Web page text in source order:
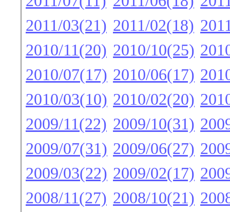
2011/03(21) 2011/02(18)
2010/11(20) 2010/10(25)
2010/07(17) 2010/06(17)
2010/03(10) 2010/02(20)
2009/11(22) 2009/10(31)
2009/07(31) 2009/06(27)
2009/03(22) 2009/02(17)
2008/11(27) 2008/10(21)